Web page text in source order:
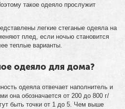
такое одеяло прослужит
легкие стеганые одеяла на
плед, если ночью становится
теплые варианты.
одеяло для дома?
одеяла отвечает наполнитель и
она обозначается от 200 до 800 г/
быть точки от 1 до 5. Чем выше